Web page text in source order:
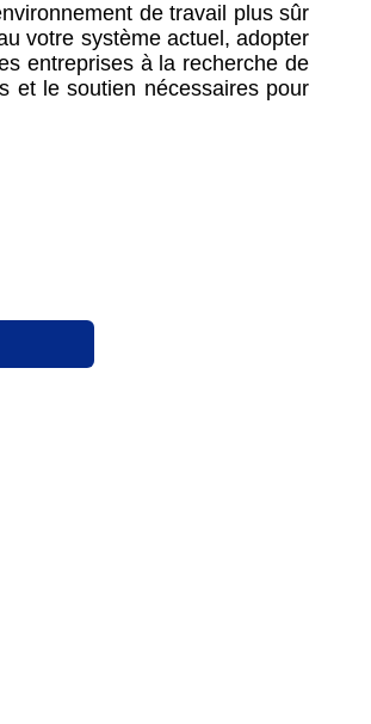
de travail plus sûr
votre système actuel, adopter
entreprises à la recherche de
et le soutien nécessaires pour